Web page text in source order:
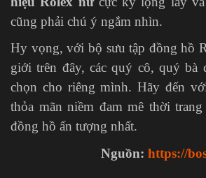
cũng phải chú ý ngắm nhìn.
Hy vọng, với bộ sưu tập đồng hồ
giới trên đây, các quý cô, quý bà
chọn cho riêng mình. Hãy đến
thỏa mãn niềm đam mê thời
đồng hồ ấn tượng nhất.
Nguồn: https://